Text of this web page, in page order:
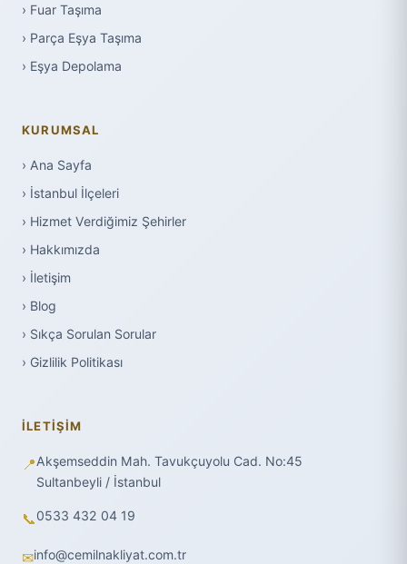
› Fuar Taşıma
› Parça Eşya Taşıma
› Eşya Depolama
KURUMSAL
› Ana Sayfa
› İstanbul İlçeleri
› Hizmet Verdiğimiz Şehirler
› Hakkımızda
› İletişim
› Blog
› Sıkça Sorulan Sorular
› Gizlilik Politikası
İLETIŞIM
📍Akşemseddin Mah. Tavukçuyolu Cad. No:45
Sultanbeyli / İstanbul
📞0533 432 04 19
✉info@cemilnakliyat.com.tr